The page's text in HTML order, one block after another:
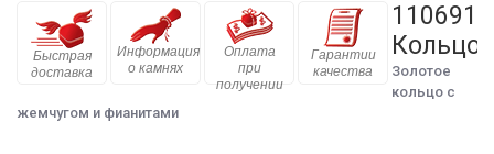
Быстрая
доставка
Информация
о камнях
Оплата
при
получении
Гарантии
качества
110691
Кольцо
Золотое
кольцо с
жемчугом и фианитами